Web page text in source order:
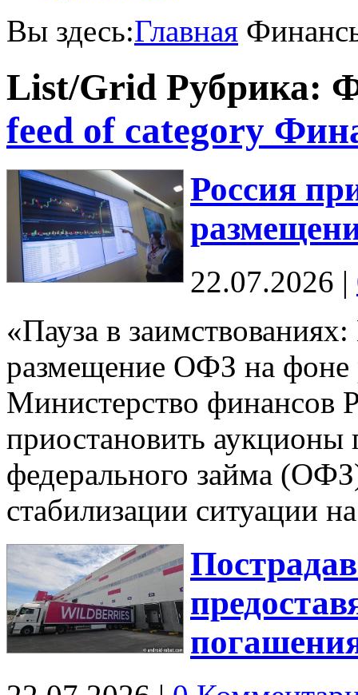
Вы здесь:Главная
List/Grid Рубрика:
feed of category
Россия
22.07.2026 |
«Пауза в
размещение ОФЗ на фоне
Министерство финансов
приостановить
федерального займа
стабилизации ситуации